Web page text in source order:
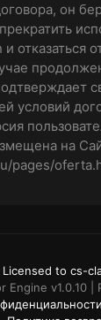
он
отказаться
условий
на
pages/
Licensed to cs-
Engine v1.0.10 |